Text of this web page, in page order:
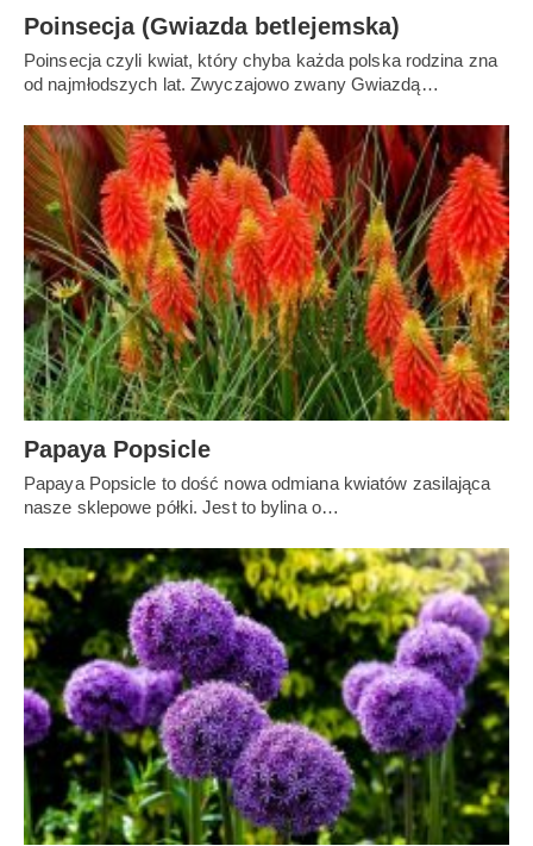
Poinsecja (Gwiazda betlejemska)
Poinsecja czyli kwiat, który chyba każda polska rodzina zna
od najmłodszych lat. Zwyczajowo zwany Gwiazdą…
Papaya Popsicle
Papaya Popsicle to dość nowa odmiana kwiatów zasilająca
nasze sklepowe półki. Jest to bylina o…